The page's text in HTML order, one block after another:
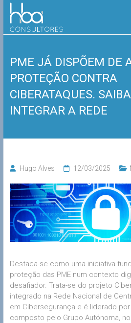
Skip
content
HBA
Consultores
PME JÁ DISPÕEM DE
PROTEÇÃO CONTRA
CIBERATAQUES.
INTEGRAR A REDE
Hugo Alves 12/03/2025
Destaca-se como uma iniciativa
proteção das PME num contexto
desafiador. Trata-se do projeto
integrado na Rede Nacional de
em Cibersegurança e é liderado
composto pelo Grupo Autónoma, no